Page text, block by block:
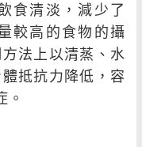
食清淡，減少了
較高的食物的攝
法上以清蒸、水
抵抗力降低，容
。